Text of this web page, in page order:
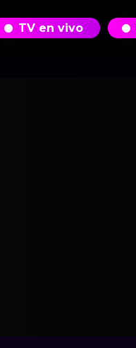
TV en vivo